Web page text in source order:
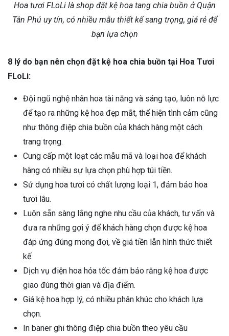
Hoa tươi FLoLi là shop đặt kệ hoa tang chia buồn ở Quận
Tân Phú uy tín, có nhiều mẫu thiết kế sang trọng, giá rẻ để
bạn lựa chọn
8 lý do bạn nên chọn đặt kệ hoa chia buồn tại Hoa Tươi
FLoLi:
Đội ngũ nghệ nhân hoa tài năng và sáng tạo, luôn nỗ lực
để tạo ra những kệ hoa đẹp mắt, thể hiện tình cảm cũng
như thông điệp chia buồn của khách hàng một cách
trang trọng.
Cung cấp một loạt các mẫu mã và loại hoa để khách
hàng có nhiều sự lựa chọn phù hợp túi tiền.
Sử dụng hoa tươi có chất lượng loại 1, đảm bảo hoa
tươi lâu.
Luôn sẵn sàng lắng nghe nhu cầu của khách, tư vấn và
đưa ra những gợi ý để khách hàng chọn được kệ hoa
đáp ứng đúng mong đợi, về giá tiền lẫn hình thức thiết
kế.
Dịch vụ điện hoa hỏa tốc đảm bảo rằng kệ hoa được
giao đúng thời gian và địa điểm.
Giá kệ hoa hợp lý, có nhiều phân khúc cho khách lựa
chọn.
In baner ghi thông điệp chia buồn theo yêu cầu